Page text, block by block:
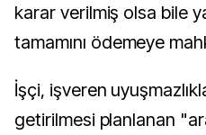
karar verilmiş olsa bile
tamamını ödemeye
İşçi, işveren
getirilmesi planlanan